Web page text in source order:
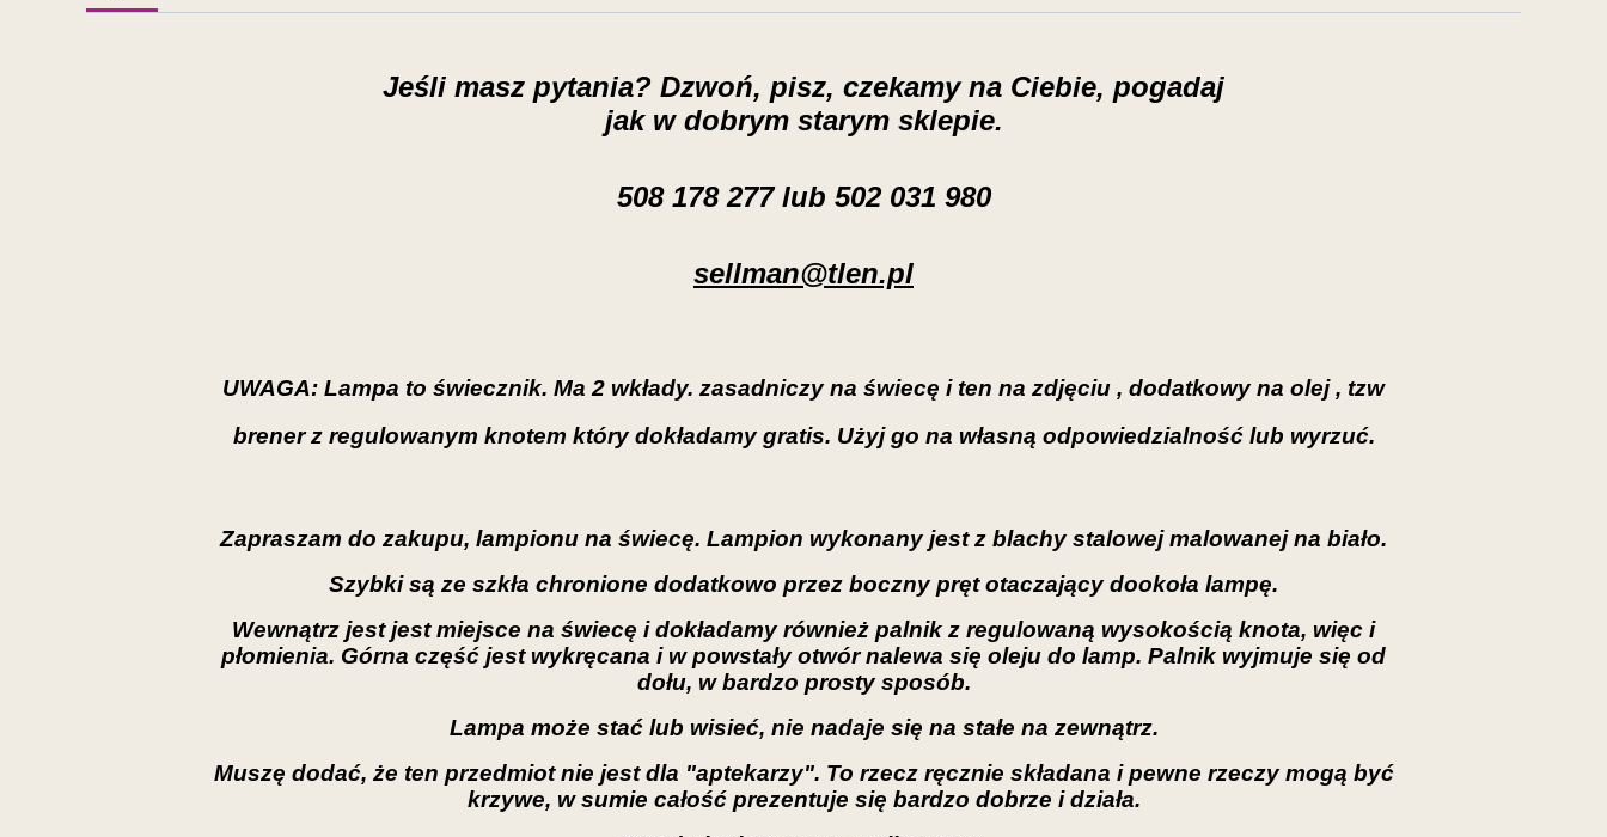
Jeśli masz pytania? Dzwoń, pisz, czekamy na Ciebie, pogadaj
jak w dobrym starym sklepie.
508 178 277 lub 502 031 980
sellman@tlen.pl
UWAGA: Lampa to świecznik. Ma 2 wkłady. zasadniczy na świecę i ten na zdjęciu , dodatkowy na olej , tzw
brener z regulowanym knotem który dokładamy gratis. Użyj go na własną odpowiedzialność lub wyrzuć.
Zapraszam do zakupu, lampionu na świecę. Lampion wykonany jest z blachy stalowej malowanej na biało.
Szybki są ze szkła chronione dodatkowo przez boczny pręt otaczający dookoła lampę.
Wewnątrz jest jest miejsce na świecę i dokładamy również palnik z regulowaną wysokością knota, więc i
płomienia. Górna część jest wykręcana i w powstały otwór nalewa się oleju do lamp. Palnik wyjmuje się od
dołu, w bardzo prosty sposób.
Lampa może stać lub wisieć, nie nadaje się na stałe na zewnątrz.
Muszę dodać, że ten przedmiot nie jest dla "aptekarzy". To rzecz ręcznie składana i pewne rzeczy mogą być
krzywe, w sumie całość prezentuje się bardzo dobrze i działa.